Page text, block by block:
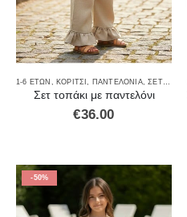
1-6 ΕΤΏΝ ΚΟΡΊΤΣΙ ΠΑΝΤΕΛΌΝΙΑ,ΣΕΤ ΡΟΎΧΑ
Σετ τοπάκι με παντελόνι
€36.00
-50%